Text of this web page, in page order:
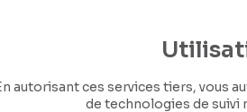
autorisant ces services tiers, vous
de technologies de suivi